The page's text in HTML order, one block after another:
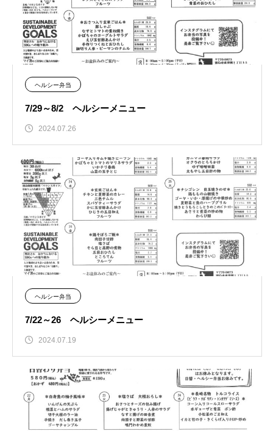
ヘルシー弁当
7/29～8/2 ヘルシーメニュー
2024.07.26
ヘルシー弁当
7/22～26 ヘルシーメニュー
2024.07.19